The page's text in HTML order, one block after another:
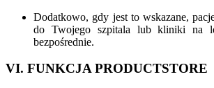
Dodatkowo, gdy jest to wskazane,
do Twojego szpitala lub kliniki na
bezpośrednie.
VI. FUNKCJA PRODUCTSTORE